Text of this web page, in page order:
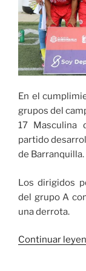
En el
grupos del
17 Masculina
partido
de Barranquilla.
Los dirigidos
del grupo A
una derrota.
Continuar